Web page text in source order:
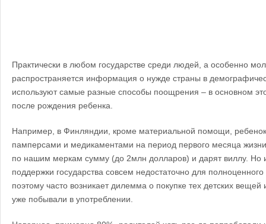
Практически в любом государстве среди людей, а особенно
распространяется информация о нужде страны в
используют самые разные способы поощрения – в основном
после рождения ребенка.
Например, в Финляндии, кроме материальной помощи, ребенок
памперсами и медикаментами на период первого месяца
по нашим меркам сумму (до 2млн долларов) и дарят виллу. Но
поддержки государства совсем недостаточно для
поэтому часто возникает дилемма о покупке тех детских
уже побывали в употреблении.